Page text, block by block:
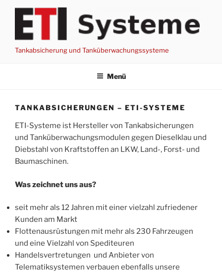
Zum
springen
Tankabsicherung und Tanküberwachungssysteme
Menü
TANKABSICHERUNGEN – ETI-SYSTEME
ETI-Systeme ist Hersteller von Tankabsicherungen
und Tanküberwachungsmodulen gegen Dieselklau und
Diebstahl von Kraftstoffen an LKW, Land-, Forst- und
Baumaschinen.
Was zeichnet uns aus?
seit mehr als 12 Jahren mit einer vielzahl zufriedener
Kunden am Markt
Flottenausrüstungen mit mehr als 230 Fahrzeugen
und eine Vielzahl von Spediteuren
Handelsvertretungen und Anbieter von
Telematiksystemen verbauen ebenfalls unsere